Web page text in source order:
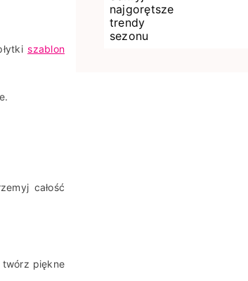
szablon
całość
twórz piękne